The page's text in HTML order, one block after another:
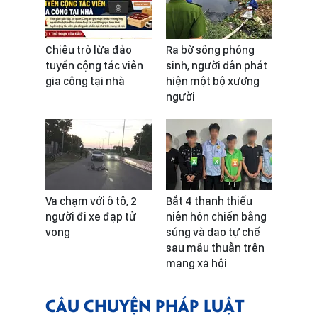
Chiêu trò lừa đảo
tuyển cộng tác viên
gia công tại nhà
Ra bờ sông phóng
sinh, người dân phát
hiện một bộ xương
người
Va chạm với ô tô, 2
người đi xe đạp tử
vong
Bắt 4 thanh thiếu
niên hỗn chiến bằng
súng và dao tự chế
sau mâu thuẫn trên
mạng xã hội
CÂU CHUYỆN PHÁP LUẬT